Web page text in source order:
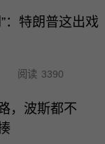
：特朗普这出戏
阅读 3390
，波斯都不